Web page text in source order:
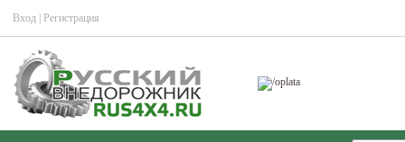
Вход Регистрация